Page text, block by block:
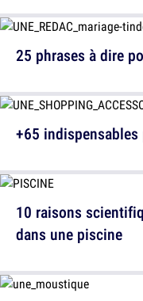
25 phrases à dire
10 raisons
dans une piscine
+65